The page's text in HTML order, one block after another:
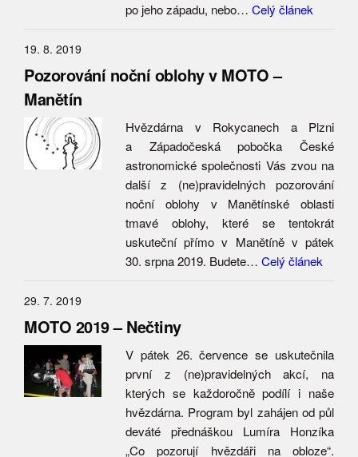
po jeho západu, nebo… Celý článek
19. 8. 2019
Pozorování noční oblohy v MOTO –
Manětín
Hvězdárna v Rokycanech a Plzni
a Západočeská pobočka České
astronomické společnosti Vás zvou na
další z (ne)pravidelných pozorování
noční oblohy v Manětínské oblasti
tmavé oblohy, které se tentokrát
uskuteční přímo v Manětíně v pátek
30. srpna 2019. Budete… Celý článek
29. 7. 2019
MOTO 2019 – Nečtiny
V pátek 26. července se uskutečnila
první z (ne)pravidelných akcí, na
kterých se každoročně podílí i naše
hvězdárna. Program byl zahájen od půl
deváté přednáškou Lumíra Honzíka
„Co pozorují hvězdáři na obloze“.